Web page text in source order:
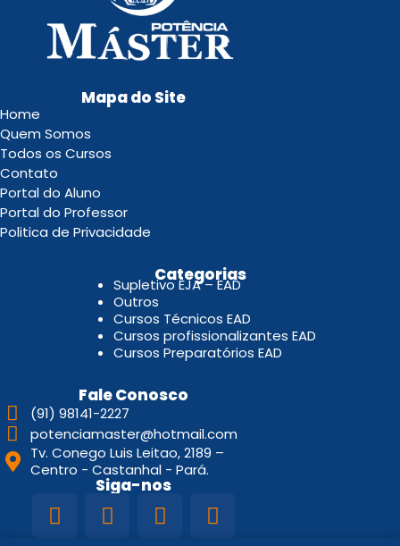
Mapa do Site
Home
Quem Somos
Todos os Cursos
Contato
Portal do Aluno
Portal do Professor
Politica de Privacidade
Categorias
Supletivo EJA – EAD
Outros
Cursos Técnicos EAD
Cursos profissionalizantes EAD
Cursos Preparatórios EAD
Fale Conosco
(91) 98141-2227
potenciamaster@hotmail.com
Tv. Conego Luis Leitao, 2189 –
Centro - Castanhal - Pará.
Siga-nos